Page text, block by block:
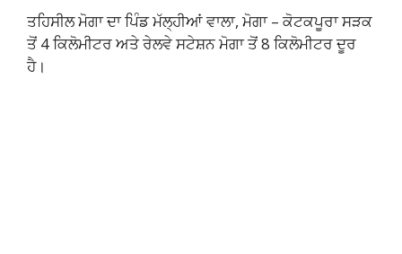
ਤਹਿਸੀਲ ਮੋਗਾ ਦਾ ਪਿੰਡ ਮੱਲ੍ਹੀਆਂ ਵਾਲਾ, ਮੋਗਾ – ਕੋਟਕਪੂਰਾ ਸੜਕ
ਤੋਂ 4 ਕਿਲੋਮੀਟਰ ਅਤੇ ਰੇਲਵੇ ਸਟੇਸ਼ਨ ਮੋਗਾ ਤੋਂ 8 ਕਿਲੋਮੀਟਰ ਦੂਰ
ਹੈ।